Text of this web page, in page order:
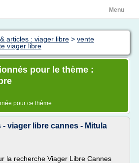
Menu
articles : viager libre > vente
viager libre
pour le thème :
pour ce thème
- viager libre cannes - Mitula
la recherche Viager Libre Cannes